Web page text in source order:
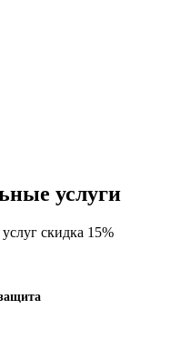
услуги
скидка 15%